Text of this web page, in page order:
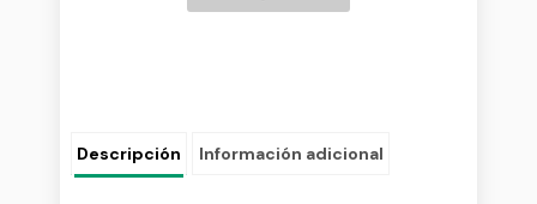
Descripción Información adicional